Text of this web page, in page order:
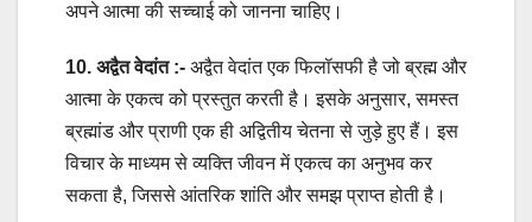
अपने आत्मा की सच्चाई को जानना चाहिए।
10. अद्वैत वेदांत :- अद्वैत वेदांत एक फिलॉसफी है जो ब्रह्म और
आत्मा के एकत्व को प्रस्तुत करती है। इसके अनुसार, समस्त
ब्रह्मांड और प्राणी एक ही अद्वितीय चेतना से जुड़े हुए हैं। इस
विचार के माध्यम से व्यक्ति जीवन में एकत्व का अनुभव कर
सकता है, जिससे आंतरिक शांति और समझ प्राप्त होती है।